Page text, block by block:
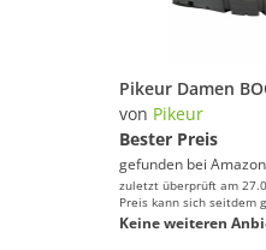
von Pikeur
Bester Preis
gefunden bei Amazon
zuletzt überprüft am
Preis kann sich seitdem
Keine weiteren